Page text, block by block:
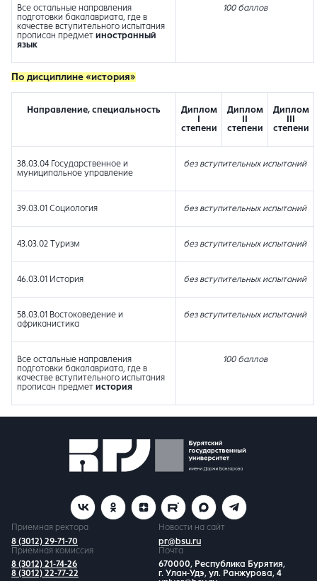
Все остальные направления
подготовки бакалавриата, где в
качестве вступительного испытания
прописан предмет иностранный
язык
100 баллов
По дисциплине «история»
Направление, специальность
Диплом
степени
Диплом
степени
Диплом
степени
38.03.04 Государственное и
муниципальное управление
без вступительных испытаний
39.03.01 Социология без вступительных испытаний
43.03.02 Туризм без вступительных испытаний
46.03.01 История без вступительных испытаний
58.03.01 Востоковедение и
африканистика
без вступительных испытаний
Все остальные направления
подготовки бакалавриата, где в
качестве вступительного испытания
прописан предмет история
100 баллов
Приемная ректора
8 (3012) 29-71-70
Новости на сайт
pr@bsu.ru
Приемная комиссия
8 (3012) 21-74-26
8 (3012) 22-77-22
Почта
670000, Республика Бурятия,
г. Улан-Удэ, ул. Ранжурова, 4